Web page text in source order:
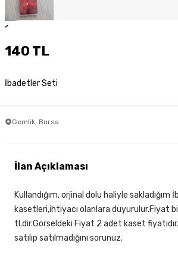
1
140 TL
İbadetler Seti
Gemlik, Bursa
İlan Açıklaması
Kullandığım, orjinal dolu haliyle
kasetleri,ihtiyacı olanlara duyurulur.Fiyat
tl.dir.Görseldeki Fiyat 2 adet kaset
satılıp satılmadığını sorunuz.